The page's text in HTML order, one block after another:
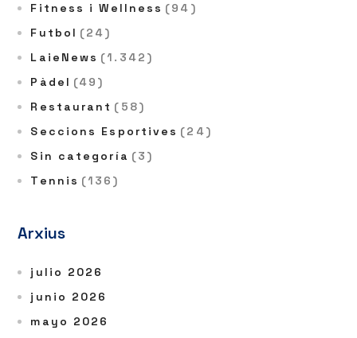
Fitness i Wellness (94)
Futbol (24)
LaieNews (1.342)
Pàdel (49)
Restaurant (58)
Seccions Esportives (24)
Sin categoría (3)
Tennis (136)
Arxius
julio 2026
junio 2026
mayo 2026